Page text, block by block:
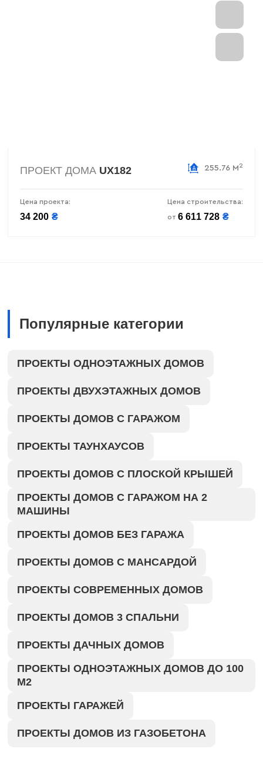
ПРОЕКТ ДОМА UX182 255.76 М 2
Цена проекта:
34 200 ₴
Цена строительства:
от 6 611 728 ₴
Популярные категории
ПРОЕКТЫ ОДНОЭТАЖНЫХ ДОМОВ
ПРОЕКТЫ ДВУХЭТАЖНЫХ ДОМОВ
ПРОЕКТЫ ДОМОВ С ГАРАЖОМ
ПРОЕКТЫ ТАУНХАУСОВ
ПРОЕКТЫ ДОМОВ С ПЛОСКОЙ КРЫШЕЙ
ПРОЕКТЫ ДОМОВ С ГАРАЖОМ НА 2
МАШИНЫ
ПРОЕКТЫ ДОМОВ БЕЗ ГАРАЖА
ПРОЕКТЫ ДОМОВ С МАНСАРДОЙ
ПРОЕКТЫ СОВРЕМЕННЫХ ДОМОВ
ПРОЕКТЫ ДОМОВ 3 СПАЛЬНИ
ПРОЕКТЫ ДАЧНЫХ ДОМОВ
ПРОЕКТЫ ОДНОЭТАЖНЫХ ДОМОВ ДО 100
М2
ПРОЕКТЫ ГАРАЖЕЙ
ПРОЕКТЫ ДОМОВ ИЗ ГАЗОБЕТОНА